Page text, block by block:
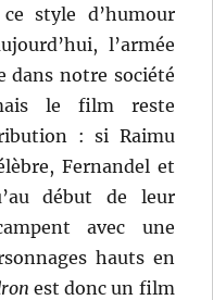
style d’humour
l’armée
dans notre société
le film reste
: si Raimu
Fernandel et
début de leur
avec une
hauts en
est donc un film